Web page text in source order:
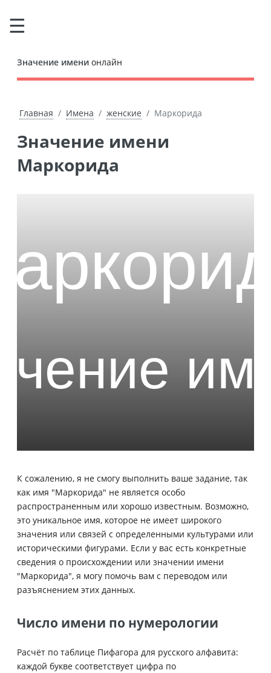
Значение имени онлайн
Главная Имена женские Маркорида
Значение имени
Маркорида
К сожалению, я не смогу выполнить ваше задание, так
как имя "Маркорида" не является особо
распространенным или хорошо известным. Возможно,
это уникальное имя, которое не имеет широкого
значения или связей с определенными культурами или
историческими фигурами. Если у вас есть конкретные
сведения о происхождении или значении имени
"Маркорида", я могу помочь вам с переводом или
разъяснением этих данных.
Число имени по нумерологии
Расчёт по таблице Пифагора для русского алфавита:
каждой букве соответствует цифра по